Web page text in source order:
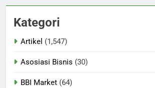
Kategori
Artikel (1,547)
Asosiasi Bisnis (30)
BBI Market (64)